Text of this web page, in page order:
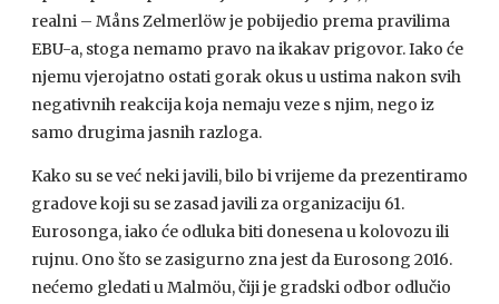
realni – Måns Zelmerlöw je pobijedio prema pravilima
EBU-a, stoga nemamo pravo na ikakav prigovor. Iako će
njemu vjerojatno ostati gorak okus u ustima nakon svih
negativnih reakcija koja nemaju veze s njim, nego iz
samo drugima jasnih razloga.
Kako su se već neki javili, bilo bi vrijeme da prezentiramo
gradove koji su se zasad javili za organizaciju 61.
Eurosonga, iako će odluka biti donesena u kolovozu ili
rujnu. Ono što se zasigurno zna jest da Eurosong 2016.
nećemo gledati u Malmöu, čiji je gradski odbor odlučio